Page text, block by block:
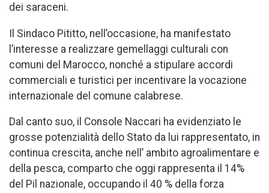
dei saraceni.
Il Sindaco Pititto, nell’occasione, ha manifestato
l’interesse a realizzare gemellaggi culturali con
comuni del Marocco, nonché a stipulare accordi
commerciali e turistici per incentivare la vocazione
internazionale del comune calabrese.
Dal canto suo, il Console Naccari ha evidenziato le
grosse potenzialità dello Stato da lui rappresentato, in
continua crescita, anche nell’ ambito agroalimentare e
della pesca, comparto che oggi rappresenta il 14%
del Pil nazionale, occupando il 40 % della forza